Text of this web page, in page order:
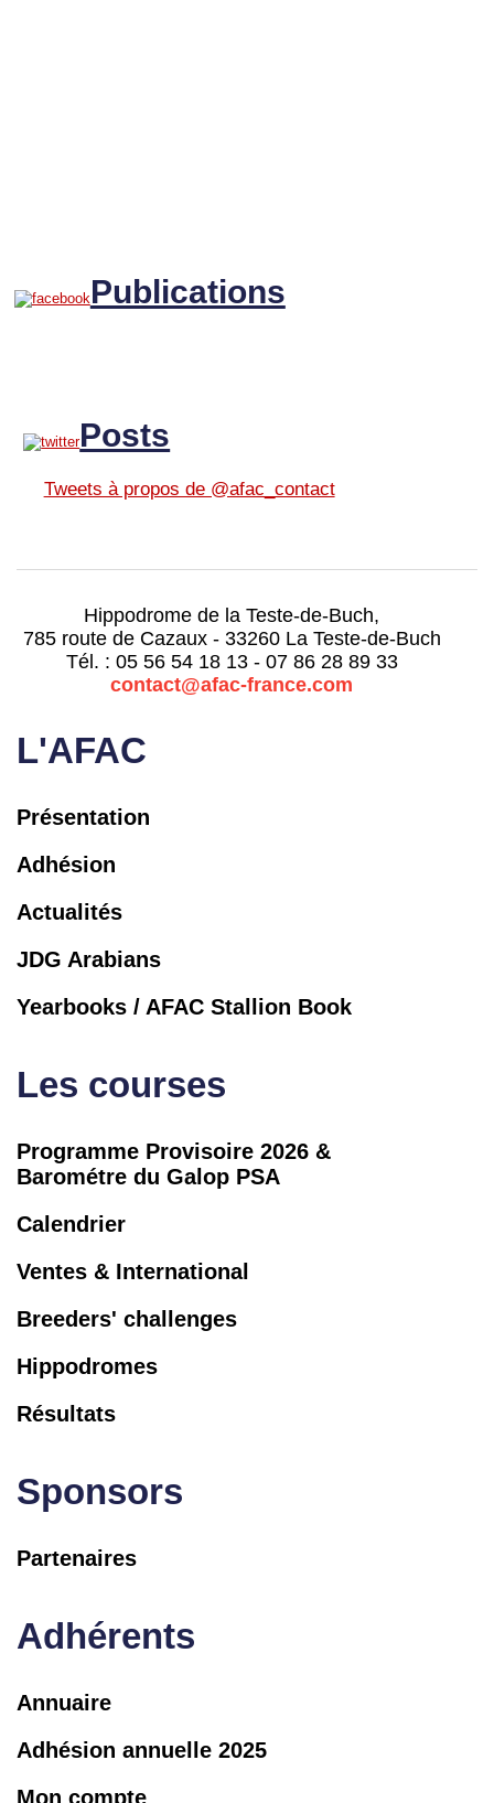
Publications
Posts
Tweets à propos de @afac_contact
L'AFAC
Présentation
Adhésion
Actualités
JDG Arabians
Yearbooks / AFAC Stallion Book
Les courses
Programme Provisoire 2026 &
Barométre du Galop PSA
Calendrier
Ventes & International
Breeders' challenges
Hippodromes
Résultats
Sponsors
Partenaires
Adhérents
Annuaire
Adhésion annuelle 2025
Mon compte
Hippodrome de la Teste-de-Buch,
785 route de Cazaux - 33260 La Teste-de-Buch
Tél. : 05 56 54 18 13 - 07 86 28 89 33
contact@afac-france.com